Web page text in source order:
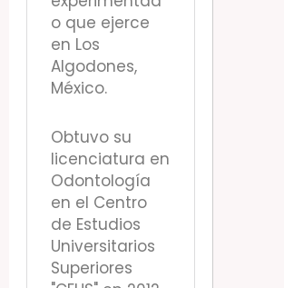
o que ejerce
en Los
Algodones,
México.
Obtuvo su
licenciatura en
Odontología
en el Centro
de Estudios
Universitarios
Superiores